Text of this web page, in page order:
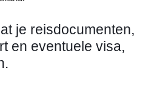
je reisdocumenten,
en eventuele visa,